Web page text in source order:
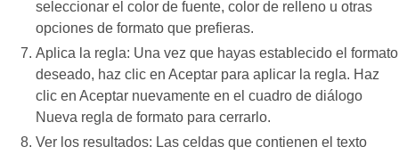
seleccionar el color de fuente, color de relleno u otras
opciones de formato que prefieras.
Aplica la regla: Una vez que hayas establecido el formato
deseado, haz clic en Aceptar para aplicar la regla. Haz
clic en Aceptar nuevamente en el cuadro de diálogo
Nueva regla de formato para cerrarlo.
Ver los resultados: Las celdas que contienen el texto